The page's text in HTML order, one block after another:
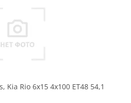
Kia Rio 6x15 4x100 ET48 54,1